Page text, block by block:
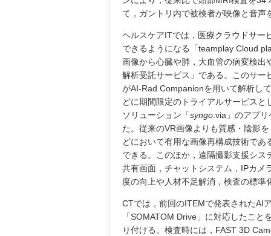
て，ガントリ内で被検者が映像と音声
ヘルスケアITでは，医療クラウドサー
できるようになる「teamplay Cloud
画像から心臓や肺，大血管の病変検出
解析受託サービス」である。このサ
がAI-Rad Companionを用いて解析し
どに期間限定のトライアルサービス
ソリューション「syngo.via」のアプ
た。従来のVR画像よりも質感・陰影
どにおいて有用な画像再構成技術で
できる。このほか，遠隔撮影支援シス
共有画面，チャットシステム，IPカメ
度の向上や人材不足解消，検査の標
CTでは，前回のITEMで発表されたAI
「SOMATOM Drive」に対応したこ
り付ける。検査時には，FAST 3D